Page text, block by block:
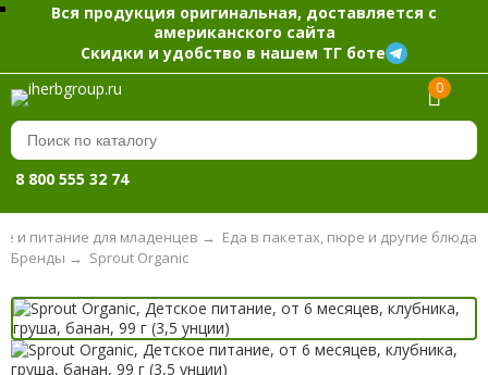
Вся продукция оригинальная, доставляется с
американского сайта
Скидки и удобство в нашем ТГ боте
0
8 800 555 32 74
и питание для младенцев → Еда в пакетах, пюре и другие блюда
Sprout Organic
Бренды →